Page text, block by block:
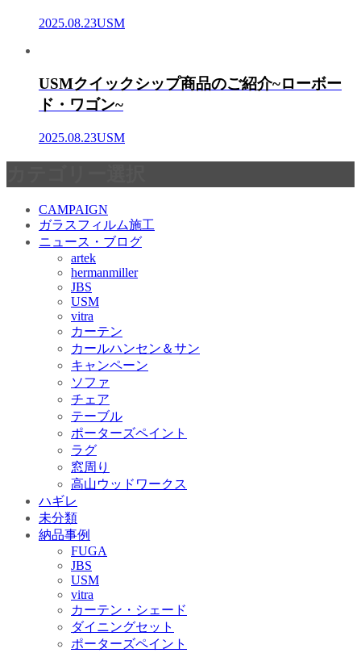
2025.08.23USM
USMクイックシップ商品のご紹介~ローボー
ド・ワゴン~
2025.08.23USM
CAMPAIGN
ガラスフィルム施工
ニュース・ブログ
artek
hermanmiller
JBS
USM
vitra
カーテン
カールハンセン＆サン
キャンペーン
ソファ
チェア
テーブル
ポーターズペイント
ラグ
窓周り
高山ウッドワークス
ハギレ
未分類
納品事例
FUGA
JBS
USM
vitra
カーテン・シェード
ダイニングセット
ポーターズペイント